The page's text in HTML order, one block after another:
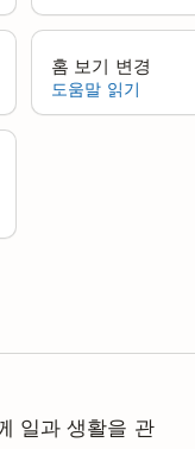
홈 보기 변경
도움말 읽기
일과 생활을 관